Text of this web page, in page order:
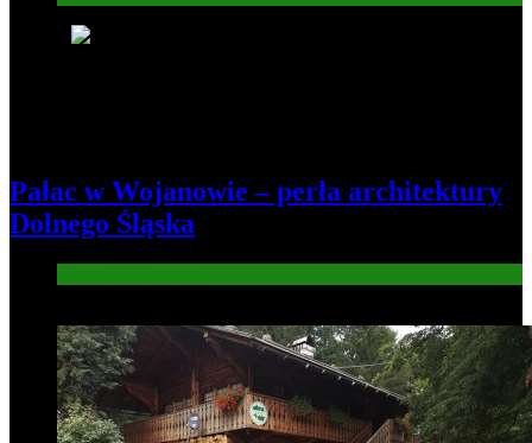
Pałac w Wojanowie – perła architektury
Dolnego Śląska